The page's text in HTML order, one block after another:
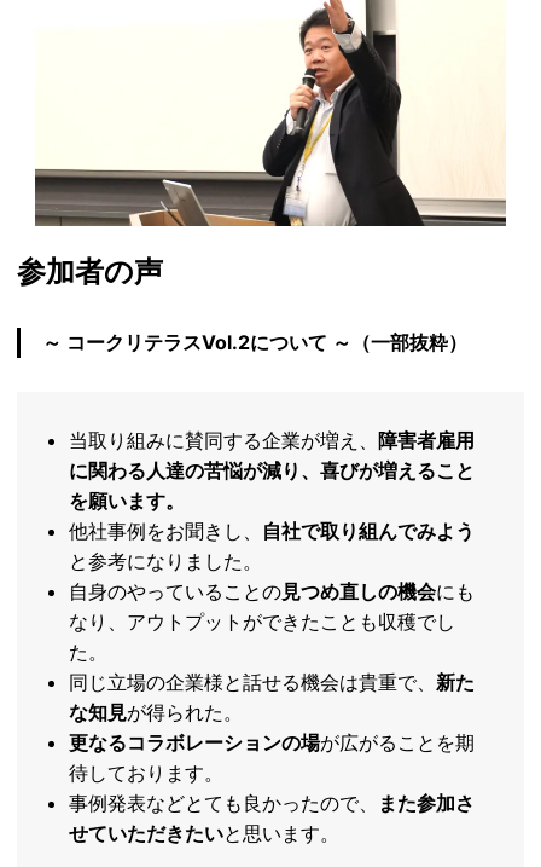
参加者の声
～ コークリテラスVol.2について ～（一部抜粋）
当取り組みに賛同する企業が増え、 障害者雇用
に関わる人達の苦悩が減り、喜びが増えること
を願います。
他社事例をお聞きし、 自社で取り組んでみよう
と参考になりました。
自身のやっていることの見つめ直しの機会にも
なり、アウトプットができたことも収穫でし
た。
同じ立場の企業様と話せる機会は貴重で、新た
な知見が得られた。
更なるコラボレーションの場が広がることを期
待しております。
事例発表などとても良かったので、
また参加さ
せていただきたいと思います。